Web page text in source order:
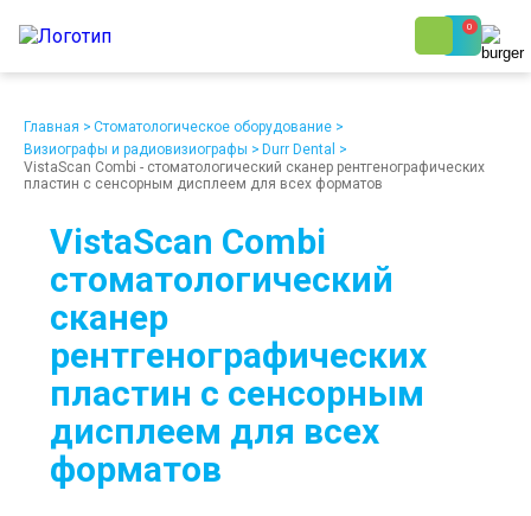
0
Ежедневно с 9:00 до 19:00
О компании
Доставка
Кредит/Лизинг
Проект клиники
Возврат
Наши клиенты
Контакты
Главная > Стоматологическое оборудование >
Визиографы и радиовизиографы > Durr Dental >
VistaScan Combi - стоматологический сканер рентгенографических
пластин с сенсорным дисплеем для всех форматов
VistaScan Combi
стоматологический
сканер
рентгенографических
пластин с сенсорным
дисплеем для всех
форматов